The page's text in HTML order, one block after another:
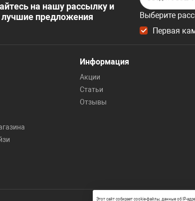
на нашу рассылку и
лучшие предложения
Выберите
Первая
Информация
Акции
Статьи
Отзывы
Этот сайт собирает cookie-файлы, данные об IP-